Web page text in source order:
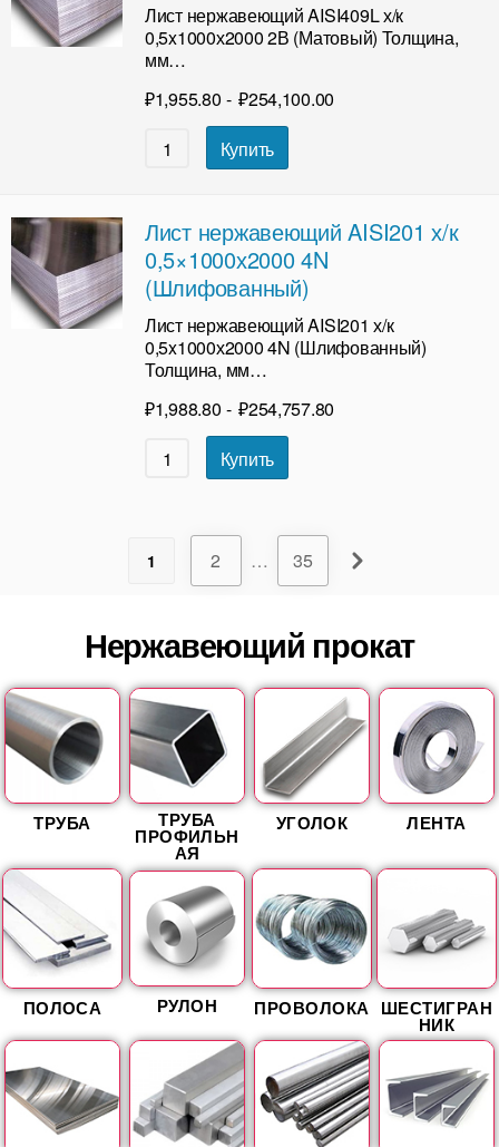
Лист нержавеющий AISI409L х/к
0,5x1000х2000 2В (Матовый) Толщина,
мм…
₽1,955.80 - ₽254,100.00
Купить
Лист нержавеющий AISI201 х/к
0,5×1000х2000 4N
(Шлифованный)
Лист нержавеющий AISI201 х/к
0,5x1000х2000 4N (Шлифованный)
Толщина, мм…
₽1,988.80 - ₽254,757.80
Купить
1 2 … 35
Нержавеющий прокат
ТРУБА ТРУБА
ПРОФИЛЬН
АЯ
УГОЛОК ЛЕНТА
ПОЛОСА РУЛОН ПРОВОЛОКА ШЕСТИГРАН
НИК